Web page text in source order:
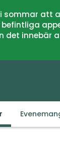
sommar att
det innebär